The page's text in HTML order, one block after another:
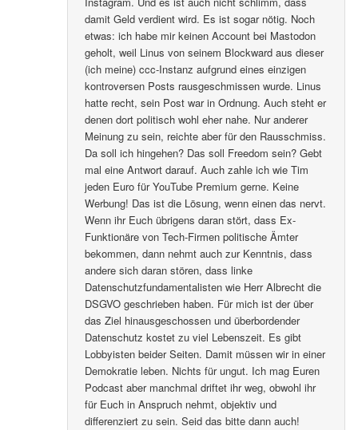
damit Geld verdient wird. Es ist sogar nötig. Noch
etwas: ich habe mir keinen Account bei Mastodon
geholt, weil Linus von seinem Blockward aus dieser
(ich meine) ccc-Instanz aufgrund eines einzigen
kontroversen Posts rausgeschmissen wurde. Linus
hatte recht, sein Post war in Ordnung. Auch steht er
denen dort politisch wohl eher nahe. Nur anderer
Meinung zu sein, reichte aber für den Rausschmiss.
Da soll ich hingehen? Das soll Freedom sein? Gebt
mal eine Antwort darauf. Auch zahle ich wie Tim
jeden Euro für YouTube Premium gerne. Keine
Werbung! Das ist die Lösung, wenn einen das nervt.
Wenn ihr Euch übrigens daran stört, dass Ex-
Funktionäre von Tech-Firmen politische Ämter
bekommen, dann nehmt auch zur Kenntnis, dass
andere sich daran stören, dass linke
Datenschutzfundamentalisten wie Herr Albrecht die
DSGVO geschrieben haben. Für mich ist der über
das Ziel hinausgeschossen und überbordender
Datenschutz kostet zu viel Lebenszeit. Es gibt
Lobbyisten beider Seiten. Damit müssen wir in einer
Demokratie leben. Nichts für ungut. Ich mag Euren
Podcast aber manchmal driftet ihr weg, obwohl ihr
für Euch in Anspruch nehmt, objektiv und
differenziert zu sein. Seid das bitte dann auch!